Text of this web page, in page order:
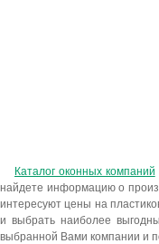
Каталог оконных компаний
найдете информацию о
интересуют цены на
и выбрать наиболее
выбранной Вами компании и